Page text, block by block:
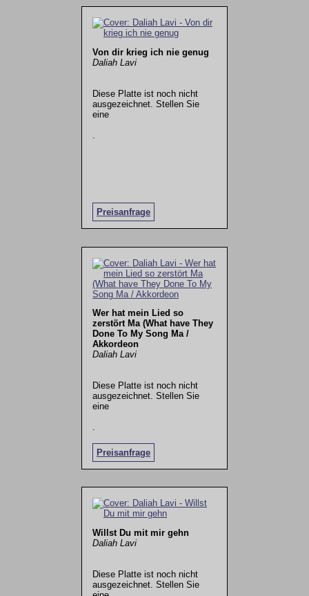
Von dir krieg ich nie genug
Daliah Lavi
Diese Platte ist noch nicht
ausgezeichnet. Stellen Sie
eine
Preisanfrage
Wer hat mein Lied so
zerstört Ma (What have They
Done To My Song Ma /
Akkordeon
Daliah Lavi
Diese Platte ist noch nicht
ausgezeichnet. Stellen Sie
eine
Preisanfrage
.
Willst Du mit mir gehn
Daliah Lavi
Diese Platte ist noch nicht
ausgezeichnet. Stellen Sie